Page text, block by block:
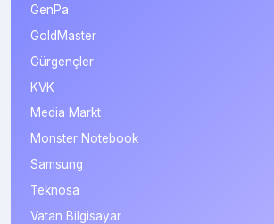
GenPa
GoldMaster
Gürgençler
KVK
Media Markt
Monster Notebook
Samsung
Teknosa
Vatan Bilgisayar